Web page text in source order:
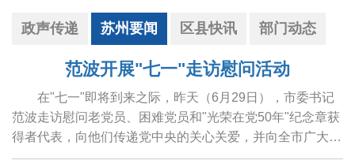
政声传递 苏州要闻 区县快讯 部门动态
范波开展"七一"走访慰问活动
在"七一"即将到来之际，昨天（6月29日），市委书记
范波走访慰问老党员、困难党员和"光荣在党50年"纪念章获
得者代表，向他们传递党中央的关心关爱，并向全市广大党
员和党务工作者致以诚挚问候。老党员李珍英1945年参加